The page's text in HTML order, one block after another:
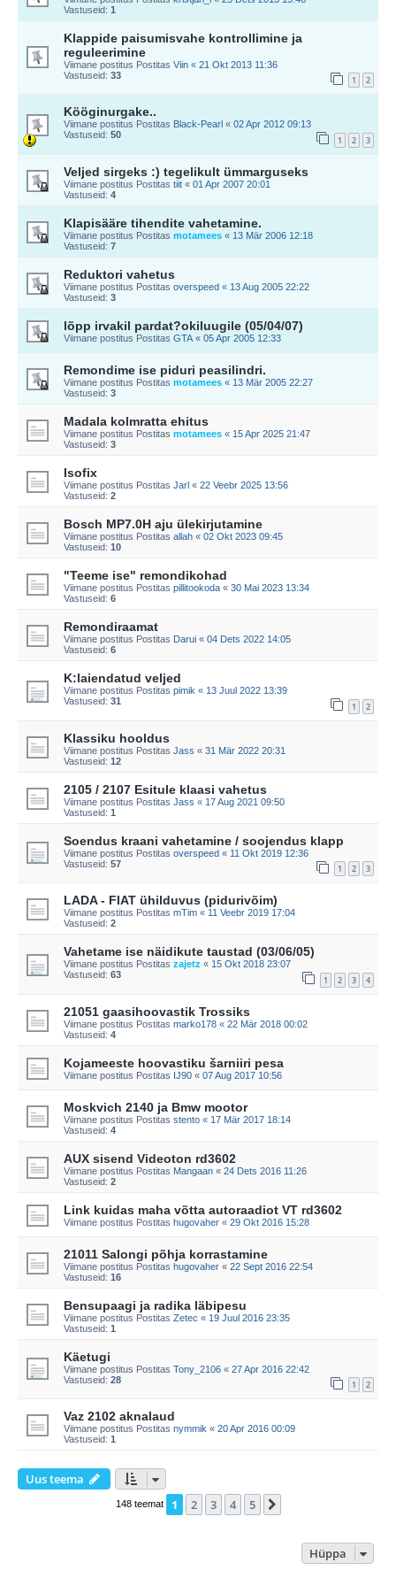
Vastuseid: 1
Klappide paisumisvahe kontrollimine ja
reguleerimine
Viimane postitus Postitas Viin « 21 Okt 2013 11:36
Vastuseid: 33 1 2
Kööginurgake..
Viimane postitus Postitas Black-Pearl « 02 Apr 2012 09:13
Vastuseid: 50 1 2 3
Veljed sirgeks :) tegelikult ümmarguseks
Viimane postitus Postitas tiit « 01 Apr 2007 20:01
Vastuseid: 4
Klapisääre tihendite vahetamine.
Viimane postitus Postitas motamees « 13 Mär 2006 12:18
Vastuseid: 7
Reduktori vahetus
Viimane postitus Postitas overspeed « 13 Aug 2005 22:22
Vastuseid: 3
lõpp irvakil pardat?okiluugile (05/04/07)
Viimane postitus Postitas GTA « 05 Apr 2005 12:33
Remondime ise piduri peasilindri.
Viimane postitus Postitas motamees « 13 Mär 2005 22:27
Vastuseid: 3
Madala kolmratta ehitus
Viimane postitus Postitas motamees « 15 Apr 2025 21:47
Vastuseid: 3
Isofix
Viimane postitus Postitas Jarl « 22 Veebr 2025 13:56
Vastuseid: 2
Bosch MP7.0H aju ülekirjutamine
Viimane postitus Postitas allah « 02 Okt 2023 09:45
Vastuseid: 10
"Teeme ise" remondikohad
Viimane postitus Postitas pillitookoda « 30 Mai 2023 13:34
Vastuseid: 6
Remondiraamat
Viimane postitus Postitas Darui « 04 Dets 2022 14:05
Vastuseid: 6
K:laiendatud veljed
Viimane postitus Postitas pimik « 13 Juul 2022 13:39
Vastuseid: 31 1 2
Klassiku hooldus
Viimane postitus Postitas Jass « 31 Mär 2022 20:31
Vastuseid: 12
2105 / 2107 Esitule klaasi vahetus
Viimane postitus Postitas Jass « 17 Aug 2021 09:50
Vastuseid: 1
Soendus kraani vahetamine / soojendus klapp
Viimane postitus Postitas overspeed « 11 Okt 2019 12:36
Vastuseid: 57 1 2 3
LADA - FIAT ühilduvus (pidurivõim)
Viimane postitus Postitas mTim « 11 Veebr 2019 17:04
Vastuseid: 2
Vahetame ise näidikute taustad (03/06/05)
Viimane postitus Postitas zajetz « 15 Okt 2018 23:07
Vastuseid: 63 1 2 3 4
21051 gaasihoovastik Trossiks
Viimane postitus Postitas marko178 « 22 Mär 2018 00:02
Vastuseid: 4
Kojameeste hoovastiku šarniiri pesa
Viimane postitus Postitas IJ90 « 07 Aug 2017 10:56
Moskvich 2140 ja Bmw mootor
Viimane postitus Postitas stento « 17 Mär 2017 18:14
Vastuseid: 4
AUX sisend Videoton rd3602
Viimane postitus Postitas Mangaan « 24 Dets 2016 11:26
Vastuseid: 2
Link kuidas maha võtta autoraadiot VT rd3602
Viimane postitus Postitas hugovaher « 29 Okt 2016 15:28
21011 Salongi põhja korrastamine
Viimane postitus Postitas hugovaher « 22 Sept 2016 22:54
Vastuseid: 16
Bensupaagi ja radika läbipesu
Viimane postitus Postitas Zetec « 19 Juul 2016 23:35
Vastuseid: 1
Käetugi
Viimane postitus Postitas Tony_2106 « 27 Apr 2016 22:42
Vastuseid: 28 1 2
Vaz 2102 aknalaud
Viimane postitus Postitas nymmik « 20 Apr 2016 00:09
Vastuseid: 1
Uus teema
148 teemat 1 2 3 4 5
Hüppa